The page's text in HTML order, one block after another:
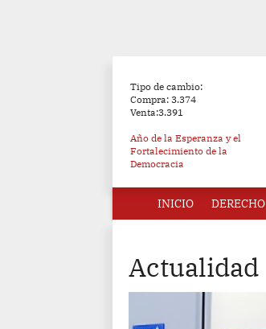
Tipo de cambio:
Compra: 3.374
Venta:3.391
Año de la Esperanza y el
Fortalecimiento de la
Democracia
INICIO DERECHO
Actualidad